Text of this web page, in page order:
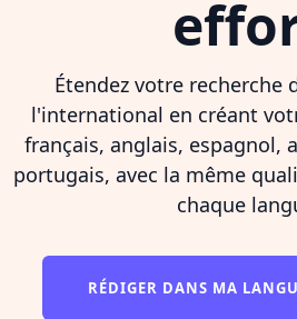
Étendez votre recherche
l'international en créant
français, anglais, espagnol,
portugais, avec la même
chaque
RÉDIGER DANS MA